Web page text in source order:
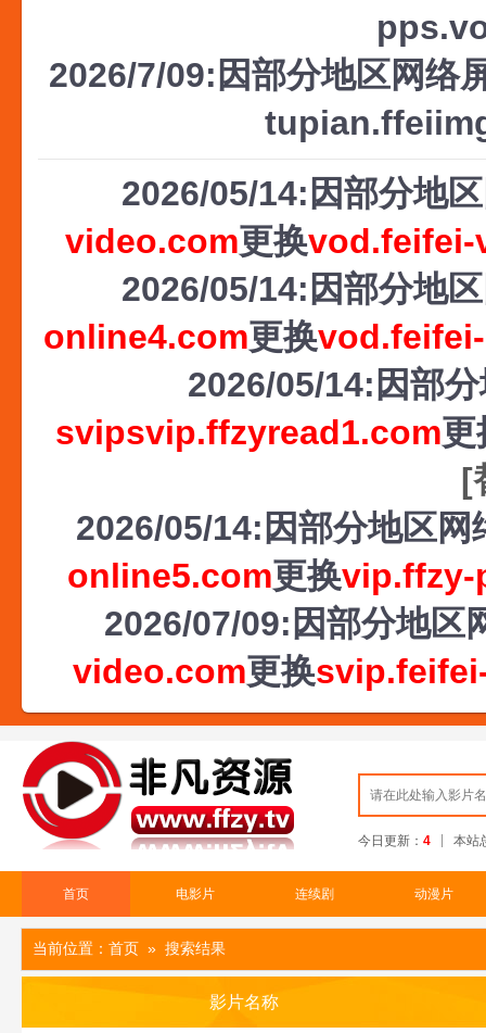
2026/7/09:因部分地区网
2026/05/14:因部分地
video.com更换vod.feifei-
2026/05/14:因部分地
online4.com更换
2026/05/14:因部
svipsvip.ffzyread1.com更
[
2026/05/14:因部分地区网
online5.com更换vip.ffzy-
2026/07/09:因部分地区
video.com更换
今日更新： 4 本站
首页 电影片 连续剧 动漫片
当前位置： 首页 » 搜索结果
影片名称